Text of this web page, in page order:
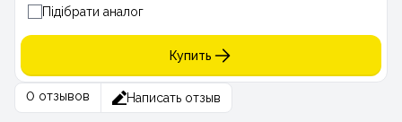
Підібрати аналог
Купить
0 отзывов Написать отзыв